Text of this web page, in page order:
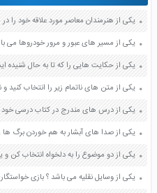
یکی از مسیر های عبور و مرور خودروها می
یکی از وسایل نقلیه می باشد ؟ بازی